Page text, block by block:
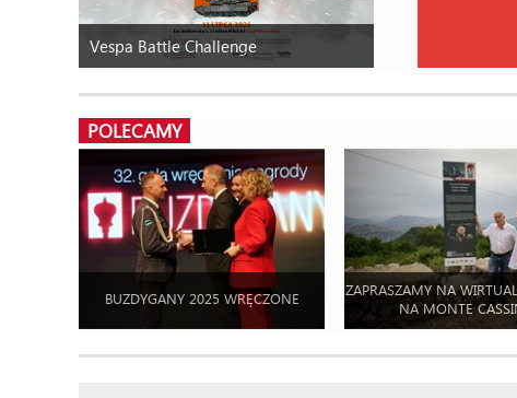
Vespa Battle Challenge
POLECAMY
BUZDYGANY 2025 WRĘCZONE
ZAPRASZAMY NA
NA MONTE